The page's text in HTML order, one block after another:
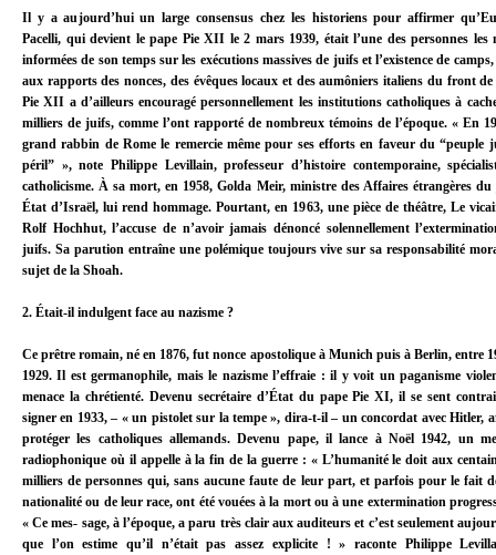
Il y a aujourd’hui un large consensus chez les historiens pour affirmer
Pacelli, qui devient le pape Pie XII le 2 mars 1939, était l’une des personnes les
informées de son temps sur les exécutions massives de juifs et l’existence de camps,
aux rapports des nonces, des évêques locaux et des aumôniers italiens du front de
Pie XII a d’ailleurs encouragé personnellement les institutions catholiques à
milliers de juifs, comme l’ont rapporté de nombreux témoins de l’époque. « En
grand rabbin de Rome le remercie même pour ses efforts en faveur du “peuple
péril” », note Philippe Levillain, professeur d’histoire contemporaine,
catholicisme. À sa mort, en 1958, Golda Meir, ministre des Affaires étrangères du
État d’Israël, lui rend hommage. Pourtant, en 1963, une pièce de théâtre, Le
Rolf Hochhut, l’accuse de n’avoir jamais dénoncé solennellement
juifs. Sa parution entraîne une polémique toujours vive sur sa responsabilité
sujet de la Shoah.
2. Était-il indulgent face au nazisme ?
Ce prêtre romain, né en 1876, fut nonce apostolique à Munich puis à Berlin, entre
1929. Il est germanophile, mais le nazisme l’effraie : il y voit un paganisme
menace la chrétienté. Devenu secrétaire d’État du pape Pie XI, il se sent
signer en 1933, – « un pistolet sur la tempe », dira-t-il – un concordat avec Hitler,
protéger les catholiques allemands. Devenu pape, il lance à Noël 1942, un
radiophonique où il appelle à la fin de la guerre : « L’humanité le doit aux
milliers de personnes qui, sans aucune faute de leur part, et parfois pour le fait
nationalité ou de leur race, ont été vouées à la mort ou à une extermination
« Ce mes- sage, à l’époque, a paru très clair aux auditeurs et c’est seulement
que l’on estime qu’il n’était pas assez explicite ! » raconte Philippe